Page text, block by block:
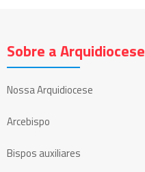
Sobre a Arquidiocese
Nossa Arquidiocese
Arcebispo
Bispos auxiliares